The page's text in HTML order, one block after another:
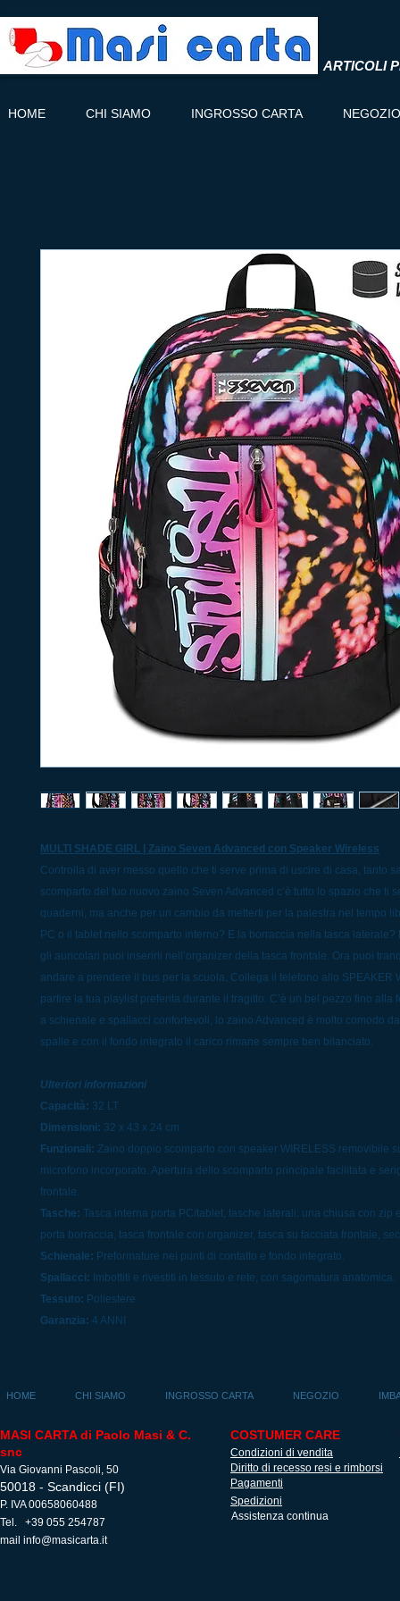
ARTICOLI
HOME CHI SIAMO INGROSSO CARTA NEGOZIO
MULTI SHADE GIRL | Zaino Seven Advanced con Speaker Wireless
Controlla di aver messo quello che ti serve prima di uscire di casa, tanto
scomparto del tuo nuovo zaino Seven Advanced c’è tutto lo spazio che ti
quaderni, ma anche per un cambio da metterti per la palestra nel tempo
PC o il tablet nello scomparto interno? E la borraccia nella tasca laterale?
gli auricolari puoi inserirli nell’organizer della tasca frontale. Ora puoi
andare a prendere il bus per la scuola. Collega il telefono allo SPEAKER
partire la tua playlist preferita durante il tragitto. C’è un bel pezzo fino alla
a schienale e spallacci confortevoli, lo zaino Advanced è molto comodo
spalle e con il fondo integrato il carico rimane sempre ben bilanciato.
Ulteriori informazioni
Capacità: 32 LT
Dimensioni: 32 x 43 x 24 cm
Funzionali: Zaino doppio scomparto con speaker WIRELESS removibile
microfono incorporato. Apertura dello scomparto principale facilitata e
frontale.
Tasche: Tasca interna porta PC/tablet, tasche laterali: una chiusa con zip
porta borraccia, tasca frontale con organizer, tasca su facciata frontale,
Schienale: Preformature nei punti di contatto e fondo integrato.
Spallacci: Imbottiti e rivestiti in tessuto e rete, con sagomatura anatomica.
Tessuto: Poliestere
Garanzia: 4 ANNI
HOME CHI SIAMO INGROSSO CARTA NEGOZIO
MASI CARTA di Paolo Masi & C.
snc
Via Giovanni Pascoli, 50
50018 - Scandicci (FI)
P. IVA 00658060488
Tel. +39 055 254787
mail info@masicarta.it
COSTUMER CARE
Condizioni di vendita
Diritto di recesso resi e rimborsi
Pagamenti
Spedizioni
Assistenza continua